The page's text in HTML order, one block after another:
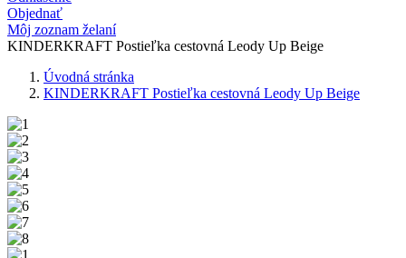
Objednať
Môj zoznam želaní
KINDERKRAFT Postieľka cestovná Leody Up Beige
Úvodná stránka
KINDERKRAFT Postieľka cestovná Leody Up Beige